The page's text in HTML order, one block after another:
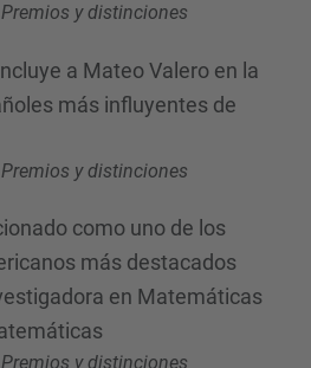
Premios y distinciones
a Mateo Valero en la
más influyentes de
Premios y distinciones
como uno de los
más destacados
en Matemáticas
Premios y distinciones